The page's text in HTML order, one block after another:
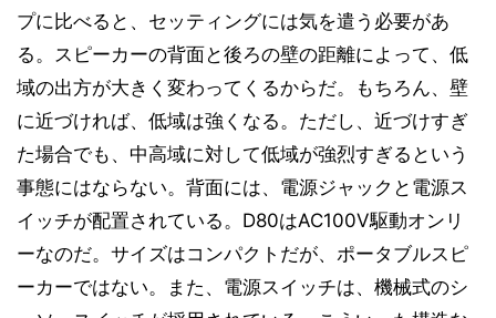
プに比べると、セッティングには気を遣う必要があ
る。スピーカーの背面と後ろの壁の距離によって、低
域の出方が大きく変わってくるからだ。もちろん、壁
に近づければ、低域は強くなる。ただし、近づけすぎ
た場合でも、中高域に対して低域が強烈すぎるという
事態にはならない。背面には、電源ジャックと電源ス
イッチが配置されている。D80はAC100V駆動オンリ
ーなのだ。サイズはコンパクトだが、ポータブルスピ
ーカーではない。また、電源スイッチは、機械式のシ